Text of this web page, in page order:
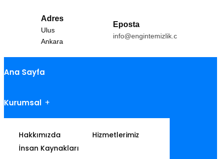
Adres
Ulus
Ankara
Eposta
info@engintemizlik.com
Ana Sayfa
Kurumsal
Hakkımızda
Hizmetlerimiz
İnsan Kaynakları